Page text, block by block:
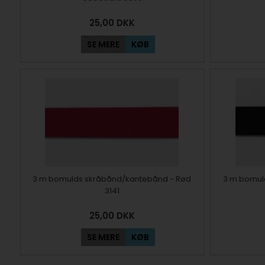
25,00 DKK
SE MERE KØB
3 m bomulds skråbånd/kantebånd - Rød
3141
25,00 DKK
SE MERE KØB
3 m